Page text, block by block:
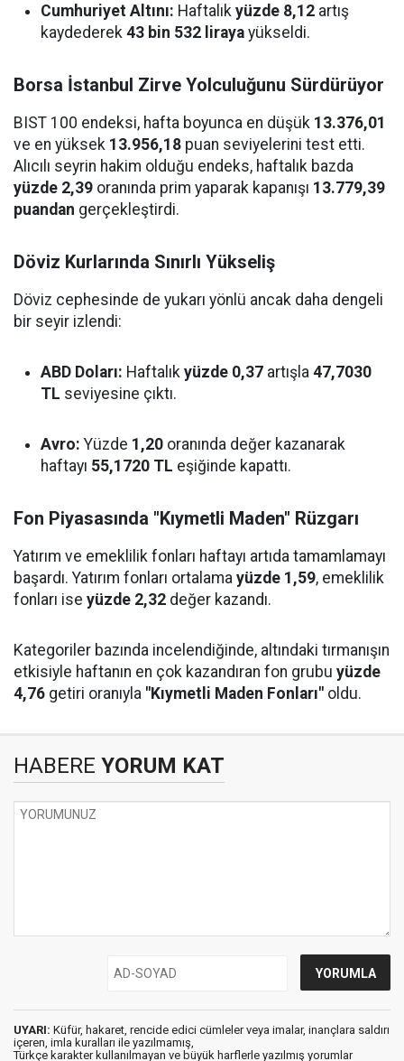
Cumhuriyet Altını: Haftalık yüzde 8,12 artış
kaydederek 43 bin 532 liraya yükseldi.
Borsa İstanbul Zirve Yolculuğunu Sürdürüyor
BIST 100 endeksi, hafta boyunca en düşük 13.376,01
ve en yüksek 13.956,18 puan seviyelerini test etti.
Alıcılı seyrin hakim olduğu endeks, haftalık bazda
yüzde 2,39 oranında prim yaparak kapanışı 13.779,39
puandan gerçekleştirdi.
Döviz Kurlarında Sınırlı Yükseliş
Döviz cephesinde de yukarı yönlü ancak daha dengeli
bir seyir izlendi:
ABD Doları: Haftalık yüzde 0,37 artışla 47,7030
TL seviyesine çıktı.
Avro: Yüzde 1,20 oranında değer kazanarak
haftayı 55,1720 TL eşiğinde kapattı.
Fon Piyasasında "Kıymetli Maden" Rüzgarı
Yatırım ve emeklilik fonları haftayı artıda tamamlamayı
başardı. Yatırım fonları ortalama yüzde 1,59, emeklilik
fonları ise yüzde 2,32 değer kazandı.
Kategoriler bazında incelendiğinde, altındaki tırmanışın
etkisiyle haftanın en çok kazandıran fon grubu yüzde
4,76 getiri oranıyla "Kıymetli Maden Fonları" oldu.
HABERE YORUM KAT
UYARI: Küfür, hakaret, rencide edici cümleler veya imalar, inançlara saldırı
içeren, imla kuralları ile yazılmamış,
Türkçe karakter kullanılmayan ve büyük harflerle yazılmış yorumlar